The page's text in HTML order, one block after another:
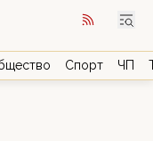
Спорт ЧП